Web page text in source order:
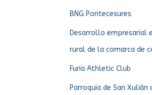
BNG Pontecesures
Desarrollo empresarial
rural de la comarca de
Furia Athletic Club
Parroquia de San Xulián